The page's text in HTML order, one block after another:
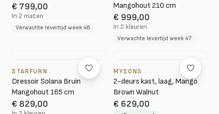
€ 799,00
In 2 maten
Verwachte levertijd week 48
Mangohout 210 cm
€ 999,00
In 2 kleuren
Verwachte levertijd week 47
STARFURN
Dressoir Solana Bruin
Mangohout 165 cm
€ 829,00
MYSONS
2-deurs kast, laag, Mango
Brown Walnut
€ 629,00